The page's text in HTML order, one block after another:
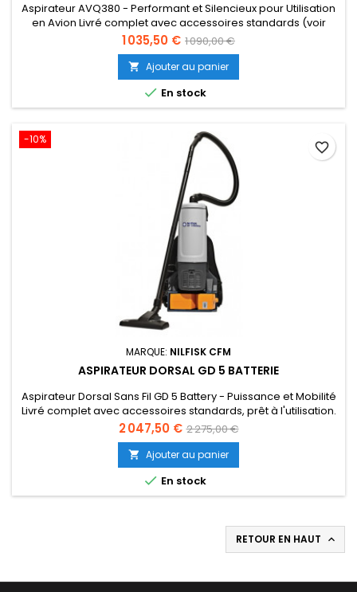
Aspirateur AVQ380 - Performant et Silencieux pour Utilisation
en Avion Livré complet avec accessoires standards (voir
photo), prêt à l'utilisation.
Prix
1 035,50 € Prix
de
base
1 090,00 €
 Ajouter au panier
 En stock
-10%
MARQUE: NILFISK CFM
ASPIRATEUR DORSAL GD 5 BATTERIE
Aspirateur Dorsal Sans Fil GD 5 Battery - Puissance et Mobilité
Livré complet avec accessoires standards, prêt à l'utilisation.
Prix
2 047,50 € Prix
de
base
2 275,00 €
 Ajouter au panier
 En stock
favorite_border
RETOUR EN HAUT 